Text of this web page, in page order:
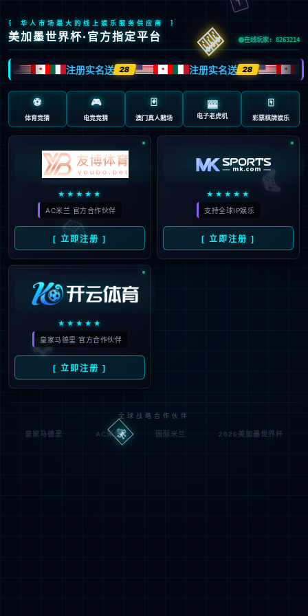
您访问的页面不存在，请核对后重试！
返回首页
程序版本：3.2.13-20260525